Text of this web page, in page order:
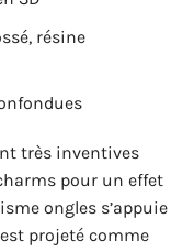
résine
très inventives
pour un effet
ongles s’appuie
projeté comme